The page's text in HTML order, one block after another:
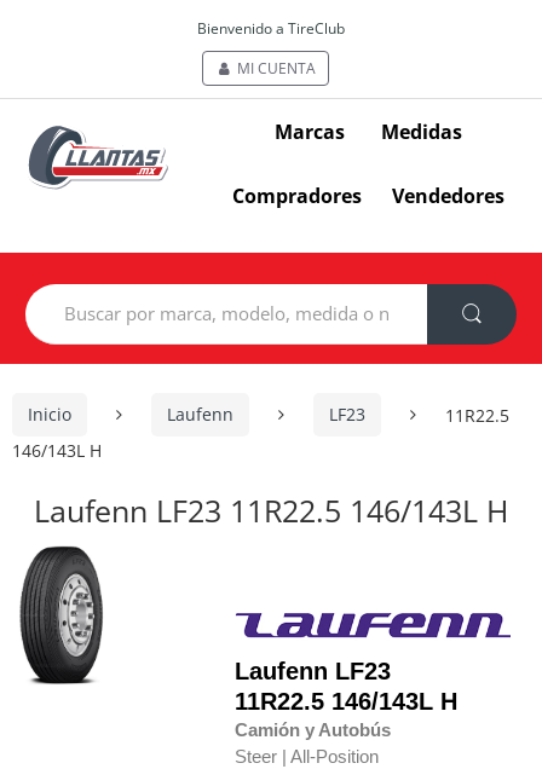
Bienvenido a TireClub
MI CUENTA
Marcas Medidas
Compradores Vendedores
Search
for:
Inicio Laufenn LF23
11R22.5
146/143L H
Laufenn LF23 11R22.5 146/143L H
Laufenn LF23
11R22.5 146/143L H
Camión y Autobús
Steer | All-Position